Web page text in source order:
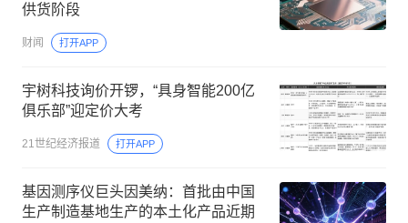
供货阶段
财闻 打开APP
宇树科技询价开锣，“具身智能200亿
俱乐部”迎定价大考
21世纪经济报道 打开APP
基因测序仪巨头因美纳：首批由中国
生产制造基地生产的本土化产品近期